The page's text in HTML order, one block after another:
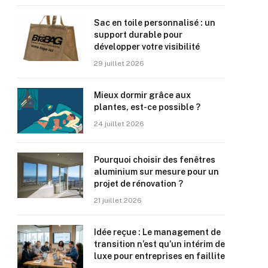
Sac en toile personnalisé : un
support durable pour
développer votre visibilité
29 juillet 2026
Mieux dormir grâce aux
plantes, est-ce possible ?
24 juillet 2026
Pourquoi choisir des fenêtres
aluminium sur mesure pour un
projet de rénovation ?
21 juillet 2026
Idée reçue : Le management de
transition n’est qu’un intérim de
luxe pour entreprises en faillite